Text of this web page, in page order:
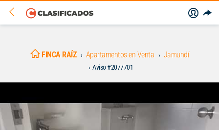
FINCA RAÍZ Apartamentos en Venta Jamundí
Aviso #2077701